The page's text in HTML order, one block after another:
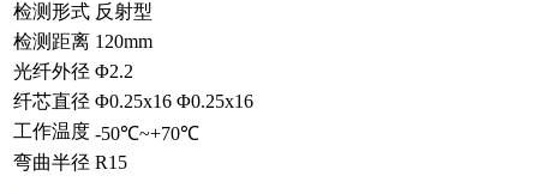
检测形式 反射型
检测距离 120mm
光纤外径 Φ2.2
纤芯直径 Φ0.25x16 Φ0.25x16
工作温度 -50℃~+70℃
弯曲半径 R15